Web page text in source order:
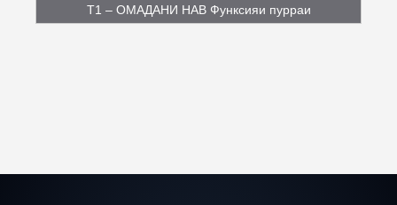
T1 – ОМАДАНИ НАВ Функсияи пурраи